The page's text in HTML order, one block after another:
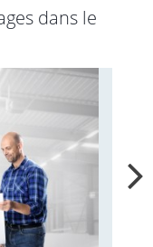
dans le